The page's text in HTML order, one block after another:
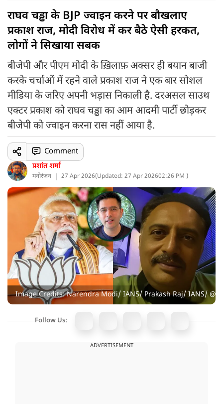
राघव चड्ढा के BJP ज्वाइन करने पर बौखलाए
प्रकाश राज, मोदी विरोध में कर बैठे ऐसी हरकत,
लोगों ने सिखाया सबक
बीजेपी और पीएम मोदी के ख़िलाफ़ अक्सर ही बयान बाजी
करके चर्चाओं में रहने वाले प्रकाश राज ने एक बार सोशल
मीडिया के जरिए अपनी भड़ास निकाली है. दरअसल साउथ
एक्टर प्रकाश को राघव चड्ढा का आम आदमी पार्टी छोड़कर
बीजेपी को ज्वाइन करना रास नहीं आया है.
प्रशांत शर्मा
मनोरंजन 27 Apr 2026(Updated: 27 Apr 202602:26 PM )
Comment
Image Credits: Narendra Modi/ IANS/ Prakash Raj/ IANS/
Follow Us:
ADVERTISEMENT